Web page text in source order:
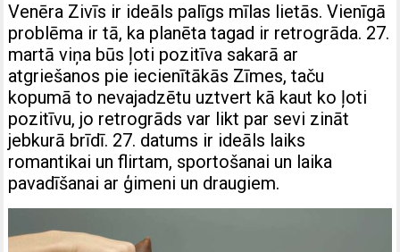
Venēra Zivīs ir ideāls palīgs mīlas lietās. Vienīgā
problēma ir tā, ka planēta tagad ir retrogrāda. 27.
martā viņa būs ļoti pozitīva sakarā ar
atgriešanos pie iecienītākās Zīmes, taču
kopumā to nevajadzētu uztvert kā kaut ko ļoti
pozitīvu, jo retrogrāds var likt par sevi zināt
jebkurā brīdī. 27. datums ir ideāls laiks
romantikai un flirtam, sportošanai un laika
pavadīšanai ar ģimeni un draugiem.